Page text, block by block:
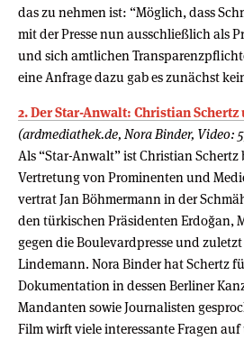
das zu nehmen ist: “Möglich, dass
mit der Presse nun ausschließlich als
und sich amtlichen
eine Anfrage dazu gab es zunächst
2. Der Star-Anwalt: Christian
(ardmediathek.de, Nora Binder, Video:
Als “Star-Anwalt” ist Christian
Vertretung von Prominenten und
vertrat Jan Böhmermann in der
den türkischen Präsidenten Erdoğan,
gegen die Boulevardpresse und
Lindemann. Nora Binder hat Schertz
Dokumentation in dessen Berliner
Mandanten sowie Journalisten
Film wirft viele interessante Fragen auf